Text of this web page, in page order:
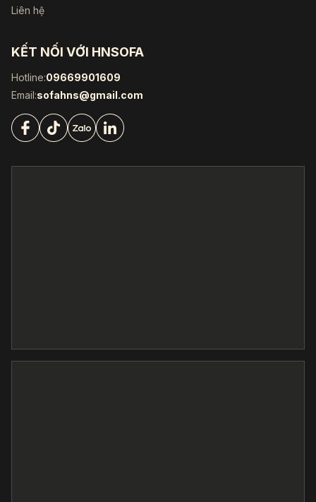
Liên hệ
KẾT NỐI VỚI HNSOFA
Hotline:09669901609
Email:sofahns@gmail.com